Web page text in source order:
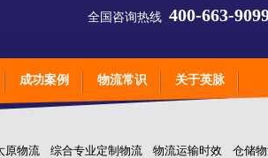
全国咨询热线 400-663-
成功案例 物流常识 关于英脉
原物流 综合专业定制物流 物流运输时效 仓储